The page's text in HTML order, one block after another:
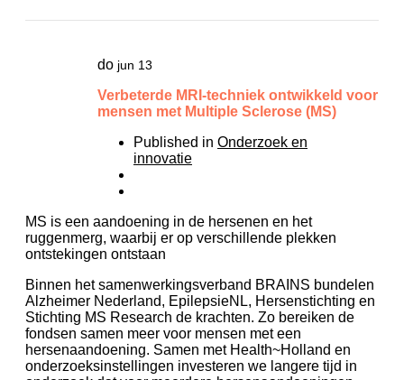
do jun 13
Verbeterde MRI-techniek ontwikkeld voor
mensen met Multiple Sclerose (MS)
Published in Onderzoek en
innovatie
MS is een aandoening in de hersenen en het
ruggenmerg, waarbij er op verschillende plekken
ontstekingen ontstaan
Binnen het samenwerkingsverband BRAINS bundelen
Alzheimer Nederland, EpilepsieNL, Hersenstichting en
Stichting MS Research de krachten. Zo bereiken de
fondsen samen meer voor mensen met een
hersenaandoening. Samen met Health~Holland en
onderzoeksinstellingen investeren we langere tijd in